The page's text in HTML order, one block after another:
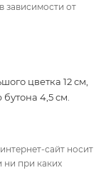
зависимости от
цветка 12 см,
4,5 см.
сайт носит
ни при каких